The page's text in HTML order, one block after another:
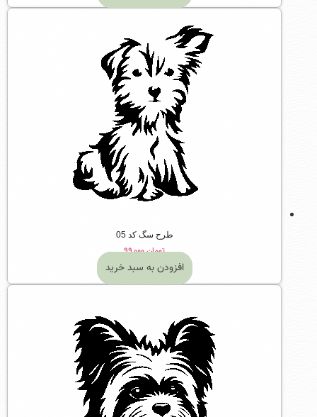
طرح سگ کد 05
تومان۹۹,۰۰۰
افزودن به سبد خرید